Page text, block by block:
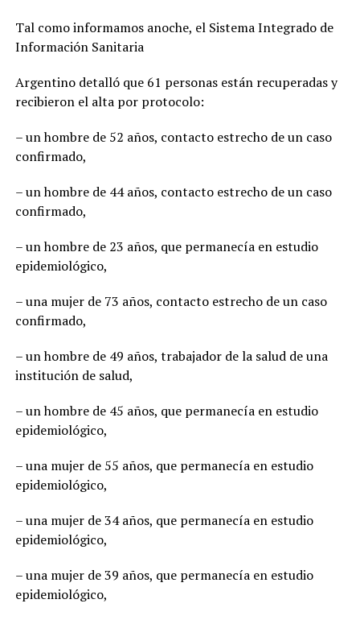
Tal como informamos anoche, el Sistema Integrado de
Información Sanitaria
Argentino detalló que 61 personas están recuperadas y
recibieron el alta por protocolo:
– un hombre de 52 años, contacto estrecho de un caso
confirmado,
– un hombre de 44 años, contacto estrecho de un caso
confirmado,
– un hombre de 23 años, que permanecía en estudio
epidemiológico,
– una mujer de 73 años, contacto estrecho de un caso
confirmado,
– un hombre de 49 años, trabajador de la salud de una
institución de salud,
– un hombre de 45 años, que permanecía en estudio
epidemiológico,
– una mujer de 55 años, que permanecía en estudio
epidemiológico,
– una mujer de 34 años, que permanecía en estudio
epidemiológico,
– una mujer de 39 años, que permanecía en estudio
epidemiológico,